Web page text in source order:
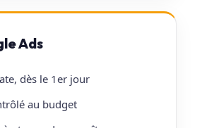
Ads
dès le 1er jour
au budget